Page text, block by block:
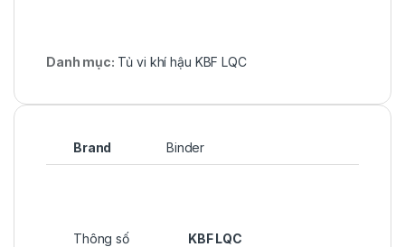
Danh mục: Tủ vi khí hậu KBF LQC
Brand Binder
Thông số
KBF LQC